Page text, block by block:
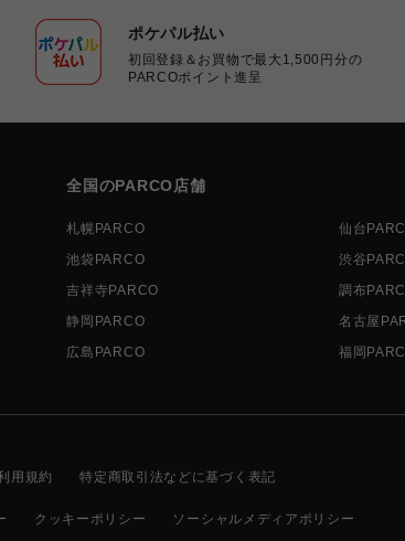
ポケパル払い
初回登録＆お買物で最大1,500円分の
PARCOポイント進呈
全国のPARCO店舗
札幌PARCO 仙台
池袋PARCO
渋谷
吉祥寺PARCO
調布
静岡PARCO
名古屋
広島PARCO
福岡
用規約 特定商取引法などに基づく表記
クッキーポリシー ソーシャルメディアポリシー